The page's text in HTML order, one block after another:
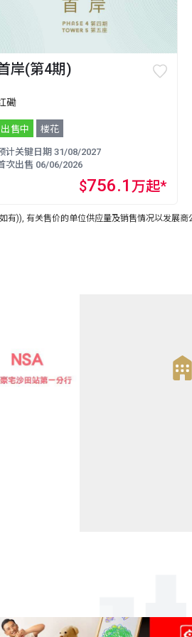
岸(第4期)
磡
出售中 楼花
计关键日期 31/08/2027
次出售 06/06/2026
$756.1 万起*
)), 有关售价的单位供应量及销售情况以发展商